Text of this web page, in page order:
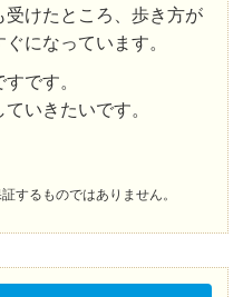
けたところ、歩き方が
になっています。
です。
いきたいです。
するものではありません。